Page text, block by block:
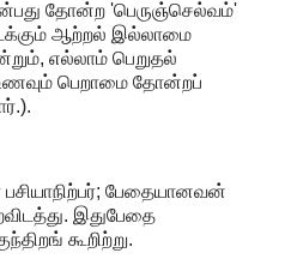
தோன்ற 'பெருஞ்செல்வம்'
ஆற்றல் இல்லாமை
எல்லாம் பெறுதல்
பெறாமை தோன்றப்
பேதையானவன்
இதுபேதை
கூறிற்று.